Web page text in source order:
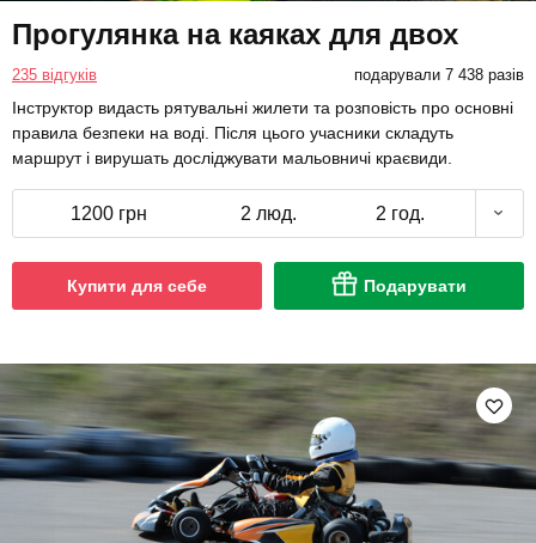
Прогулянка на каяках для двох
235 відгуків подарували 7 438 разів
Інструктор видасть рятувальні жилети та розповість про основні
правила безпеки на воді. Після цього учасники складуть
маршрут і вирушать досліджувати мальовничі краєвиди.
1200 грн 2 люд. 2 год.
Купити для себе Подарувати